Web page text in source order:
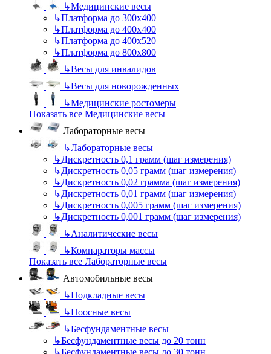
↳Медицинские весы
↳Платформа до 300х400
↳Платформа до 400х400
↳Платформа до 400х520
↳Платформа до 800х800
↳Весы для инвалидов
↳Весы для новорожденных
↳Медицинские ростомеры
Показать все Медицинские весы
Лабораторные весы
↳Лабораторные весы
↳Дискретность 0,1 грамм (шаг измерения)
↳Дискретность 0,05 грамм (шаг измерения)
↳Дискретность 0,02 грамма (шаг измерения)
↳Дискретность 0,01 грамм (шаг измерения)
↳Дискретность 0,005 грамм (шаг измерения)
↳Дискретность 0,001 грамм (шаг измерения)
↳Аналитические весы
↳Компараторы массы
Показать все Лабораторные весы
Автомобильные весы
↳Подкладные весы
↳Поосные весы
↳Бесфундаментные весы
↳Бесфундаментные весы до 20 тонн
↳Бесфундаментные весы до 30 тонн